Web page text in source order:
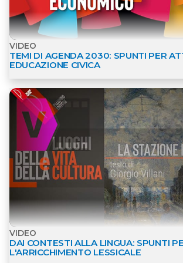
VIDEO
TEMI DI AGENDA 2030: SPUNTI PER
EDUCAZIONE CIVICA
VIDEO
DAI CONTESTI ALLA LINGUA: SPUNTI
L'ARRICCHIMENTO LESSICALE
Apri dettagli Video